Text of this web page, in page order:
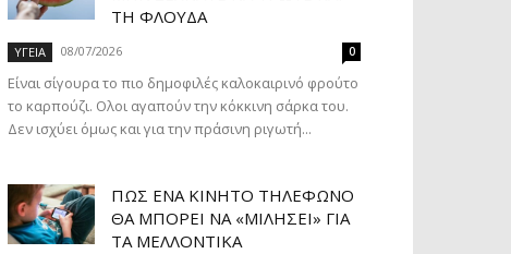
ΤΗ ΦΛΟΎΔΑ
ΥΓΕΙΑ 08/07/2026 0
Eίναι σίγουρα το πιο δημοφιλές καλοκαιρινό φρούτο
το καρπούζι. Ολοι αγαπούν την κόκκινη σάρκα του.
Δεν ισχύει όμως και για την πράσινη ριγωτή...
ΠΏΣ ΈΝΑ ΚΙΝΗΤΌ ΤΗΛΈΦΩΝΟ
ΘΑ ΜΠΟΡΕΊ ΝΑ «ΜΙΛΉΣΕΙ» ΓΙΑ
ΤΑ ΜΕΛΛΟΝΤΙΚΆ